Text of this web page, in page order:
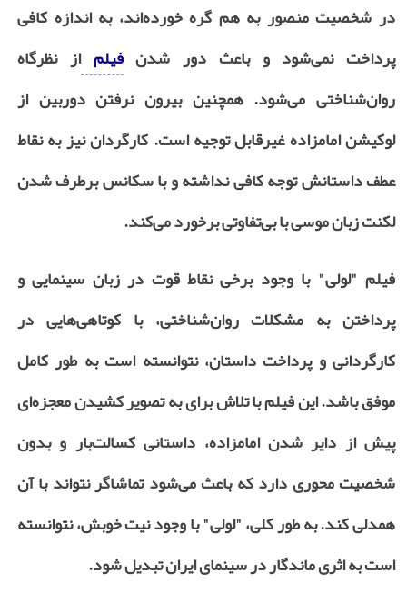
در شخصیت منصور به هم گره خورده‌اند، به اندازه کافی
پرداخت نمی‌شود و باعث دور شدنفیلماز نظرگاه
روان‌شناختی می‌شود. همچنین بیرون نرفتن دوربین از
لوکیشن امامزاده غیرقابل توجیه است. کارگردان نیز به نقاط
عطف داستانش توجه کافی نداشته و با سکانس برطرف شدن
لکنت زبان موسی با بی‌تفاوتی برخورد می‌کند.
فیلم "لولی" با وجود برخی نقاط قوت در زبان سینمایی و
پرداختن به مشکلات روان‌شناختی، با کوتاهی‌هایی در
کارگردانی و پرداخت داستان، نتوانسته است به طور کامل
موفق باشد. این فیلم با تلاش برای به تصویر کشیدن معجزه‌ای
پیش از دایر شدن امامزاده، داستانی کسالت‌بار و بدون
شخصیت محوری دارد که باعث می‌شود تماشاگر نتواند با آن
همدلی کند. به طور کلی، "لولی" با وجود نیت خوبش، نتوانسته
است به اثری ماندگار در سینمای ایران تبدیل شود.